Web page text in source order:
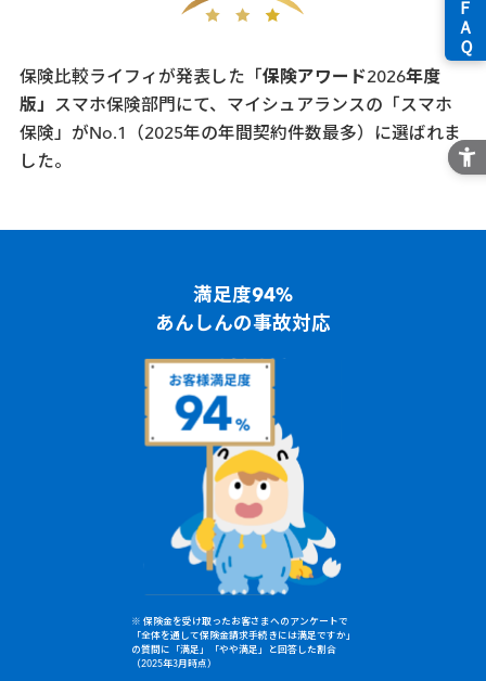
保険比較ライフィが発表した「 保険アワード2026年度
版」 スマホ保険部門にて、マイシュアランスの「スマホ
保険」が No.1
（2025年の年間契約件数最多）に選ばれま
した。
満足度94%
あんしんの事故対応
※ 保険金を受け取ったお客さまへのアンケートで
「全体を通して保険金請求手続きには満足ですか」
の質問に「満足」「やや満足」と回答した割合
（2025年3月時点）